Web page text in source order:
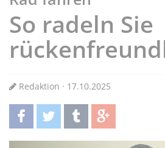
So radeln Sie
Redaktion · 17.10.2025
teilentwittern teilen teilen